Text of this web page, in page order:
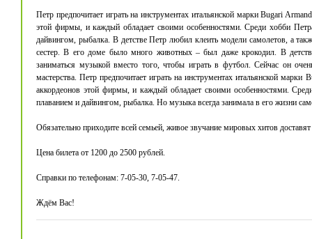
Петр предпочитает играть на инструментах итальянской марки Bugari
этой фирмы, и каждый обладает своими особенностями. Среди хобби
дайвингом, рыбалка. В детстве Петр любил клеить модели самолетов, а
сестер. В его доме было много животных – был даже крокодил. В
заниматься музыкой вместо того, чтобы играть в футбол. Сейчас он
мастерства. Петр предпочитает играть на инструментах итальянской
аккордеонов этой фирмы, и каждый обладает своими особенностями.
плаванием и дайвингом, рыбалка. Но музыка всегда занимала в его жизни
Обязательно приходите всей семьей, живое звучание мировых хитов
Цена билета от 1200 до 2500 рублей.
Справки по телефонам: 7-05-30, 7-05-47.
Ждём Вас!